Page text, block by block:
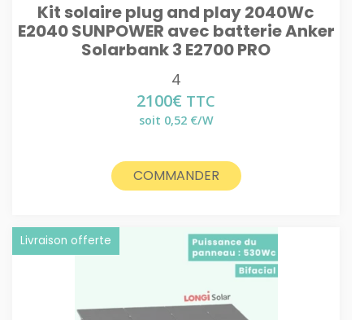
Kit solaire plug and play 2040Wc
E2040 SUNPOWER avec batterie Anker
Solarbank 3 E2700 PRO
4
2100€ TTC
soit 0,52 €/W
COMMANDER
Livraison offerte